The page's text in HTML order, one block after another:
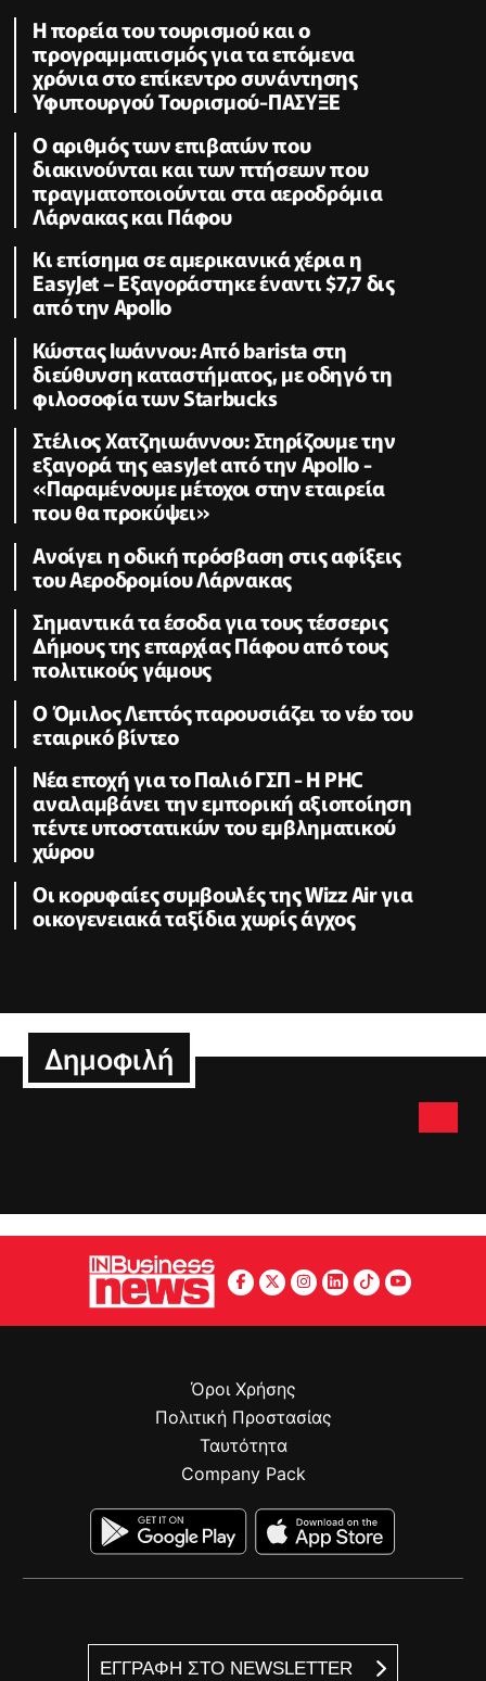
Η πορεία του τουρισμού και ο
προγραμματισμός για τα επόμενα
χρόνια στο επίκεντρο συνάντησης
Υφυπουργού Τουρισμού-ΠΑΣΥΞΕ
Ο αριθμός των επιβατών που
διακινούνται και των πτήσεων που
πραγματοποιούνται στα αεροδρόμια
Λάρνακας και Πάφου
Κι επίσημα σε αμερικανικά χέρια η
EasyJet – Εξαγοράστηκε έναντι $7,7 δις
από την Apollo
Κώστας Ιωάννου: Από barista στη
διεύθυνση καταστήματος, με οδηγό τη
φιλοσοφία των Starbucks
Στέλιος Χατζηιωάννου: Στηρίζουμε την
εξαγορά της easyJet από την Apollo -
«Παραμένουμε μέτοχοι στην εταιρεία
που θα προκύψει»
Ανοίγει η οδική πρόσβαση στις αφίξεις
του Αεροδρομίου Λάρνακας
Σημαντικά τα έσοδα για τους τέσσερις
Δήμους της επαρχίας Πάφου από τους
πολιτικούς γάμους
Ο Όμιλος Λεπτός παρουσιάζει το νέο του
εταιρικό βίντεο
Νέα εποχή για το Παλιό ΓΣΠ - Η PHC
αναλαμβάνει την εμπορική αξιοποίηση
πέντε υποστατικών του εμβληματικού
χώρου
Οι κορυφαίες συμβουλές της Wizz Air για
οικογενειακά ταξίδια χωρίς άγχος
Δημοφιλή
ΕΓΓΡΑΦΗ ΣΤΟ NEWSLETTER
Όροι Χρήσης
Πολιτική Προστασίας
Ταυτότητα
Company Pack